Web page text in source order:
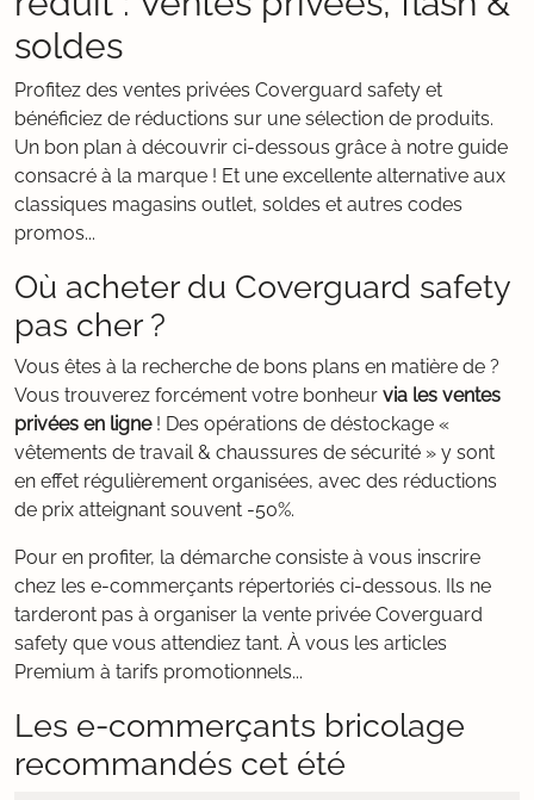
soldes
Profitez des ventes privées Coverguard safety et
bénéficiez de réductions sur une sélection de produits.
Un bon plan à découvrir ci-dessous grâce à notre guide
consacré à la marque ! Et une excellente alternative aux
classiques magasins outlet, soldes et autres codes
promos...
Où acheter du Coverguard safety
pas cher ?
Vous êtes à la recherche de bons plans en matière de ?
Vous trouverez forcément votre bonheur via les ventes
privées en ligne! Des opérations de déstockage «
vêtements de travail & chaussures de sécurité » y sont
en effet régulièrement organisées, avec des réductions
de prix atteignant souvent -50%.
Pour en profiter, la démarche consiste à vous inscrire
chez les e-commerçants répertoriés ci-dessous. Ils ne
tarderont pas à organiser la vente privée Coverguard
safety que vous attendiez tant. À vous les articles
Premium à tarifs promotionnels...
Les e-commerçants bricolage
recommandés cet été